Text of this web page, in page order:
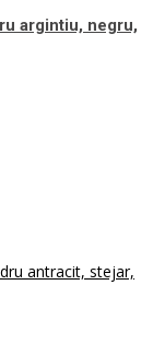
argintiu, negru,